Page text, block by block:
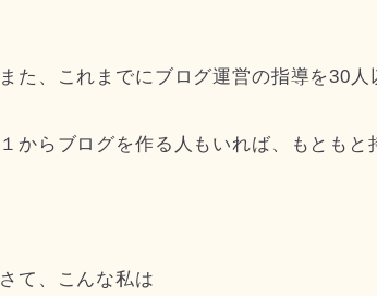
また、これまでにブログ運営の指導を30人
１からブログを作る人もいれば、もとも
さて、こんな私は